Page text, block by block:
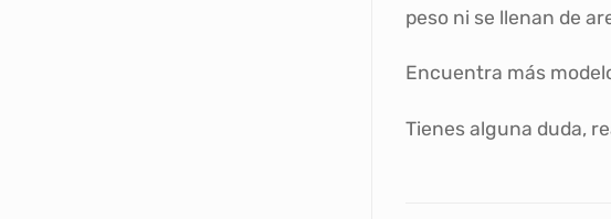
peso ni se llenan de
Encuentra más
Tienes alguna duda,